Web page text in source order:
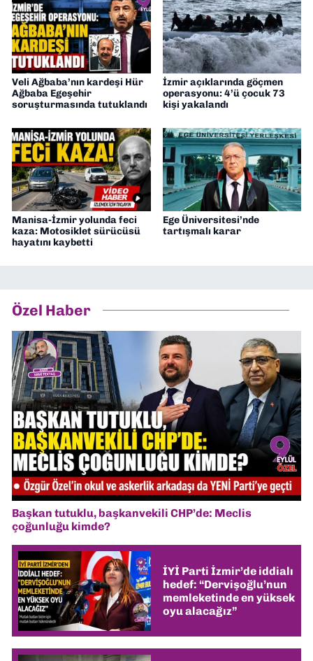
Veli Ağbaba’nın kardeşi Hür
Ağbaba Egeşehir
soruşturmasında tutuklandı
İzmir açıklarında göçmen
operasyonu: 4’ü çocuk 73
kişi yakalandı
Manisa-İzmir yolunda feci
kaza: Motosiklet sürücüsü
hayatını kaybetti
Ege Üniversitesi’nde
tartışmalı karar
Özel Haber
Başkan tutuklu, başkanvekili CHP’de: Meclis
çoğunluğu kimde?
İYİ Parti İzmir’de iddialı
hedef: “Dervişoğlu’nun
memleketinde en yüksek
oyu alacağız”